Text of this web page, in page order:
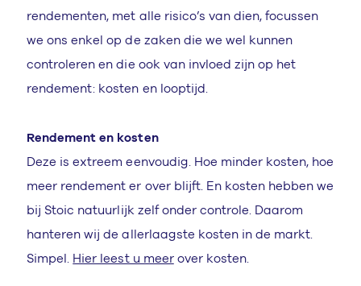
rendementen, met alle risico’s van dien, focussen
we ons enkel op de zaken die we wel kunnen
controleren en die ook van invloed zijn op het
rendement: kosten en looptijd.
Rendement en kosten
Deze is extreem eenvoudig. Hoe minder kosten, hoe
meer rendement er over blijft. En kosten hebben we
bij Stoic natuurlijk zelf onder controle. Daarom
hanteren wij de allerlaagste kosten in de markt.
Simpel. Hier leest u meerover kosten.